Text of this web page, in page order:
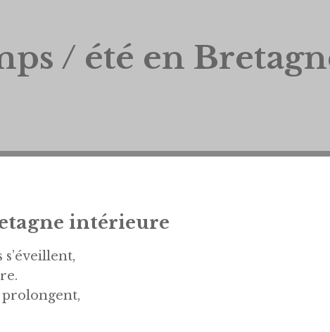
/ été en
intérieure
prolongent,